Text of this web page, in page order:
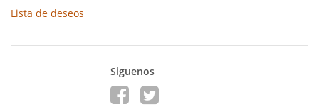
Lista de deseos
Siguenos